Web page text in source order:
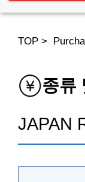
TOP
종류
JAPAN